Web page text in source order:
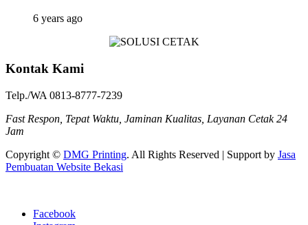
6 years ago
Kontak Kami
Telp./WA 0813-8777-7239
Fast Respon, Tepat Waktu, Jaminan Kualitas, Layanan Cetak 24
Jam
Copyright © DMG Printing. All Rights Reserved | Support by Jasa
Pembuatan Website Bekasi
Facebook